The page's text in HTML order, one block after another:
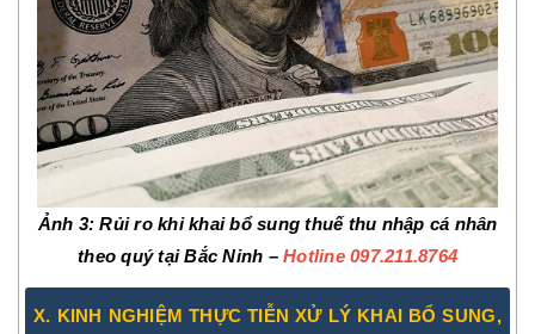
Ảnh 3: Rủi ro khi khai bổ sung thuế thu nhập cá nhân
theo quý tại Bắc Ninh – Hotline 097.211.8764
X. KINH NGHIỆM THỰC TIỄN XỬ LÝ KHAI BỔ SUNG,